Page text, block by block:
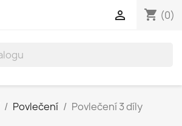
shopping_cart (0)

Povlečení
Povlečení 3 díly